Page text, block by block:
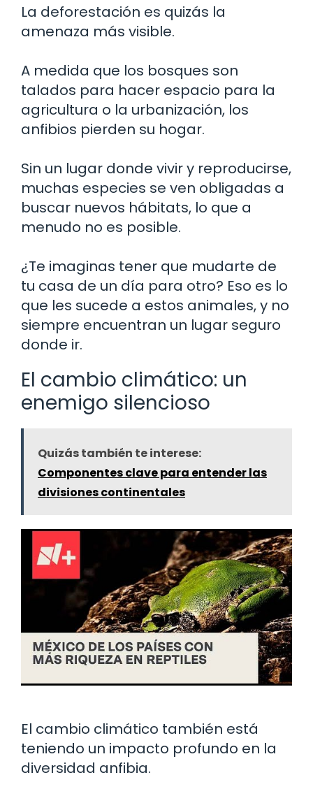
La deforestación es quizás la
amenaza más visible.
A medida que los bosques son
talados para hacer espacio para la
agricultura o la urbanización, los
anfibios pierden su hogar.
Sin un lugar donde vivir y reproducirse,
muchas especies se ven obligadas a
buscar nuevos hábitats, lo que a
menudo no es posible.
¿Te imaginas tener que mudarte de
tu casa de un día para otro? Eso es lo
que les sucede a estos animales, y no
siempre encuentran un lugar seguro
donde ir.
El cambio climático: un
enemigo silencioso
Quizás también te interese:
Componentes clave para entender las
divisiones continentales
El cambio climático también está
teniendo un impacto profundo en la
diversidad anfibia.